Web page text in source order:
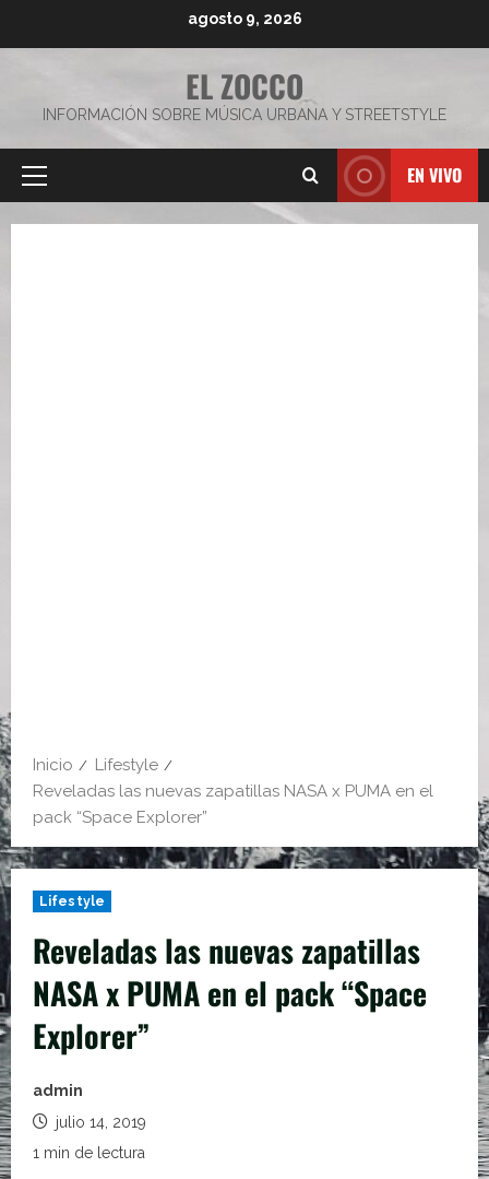
agosto 9, 2026
EL ZOCCO
INFORMACIÓN SOBRE MÚSICA URBANA Y STREETSTYLE
Menú
EN VIVO
Inicio
Lifestyle
Reveladas las nuevas zapatillas NASA x PUMA en el
pack “Space Explorer”
Lifestyle
Reveladas las nuevas zapatillas
NASA x PUMA en el pack “Space
Explorer”
admin
julio 14, 2019
1 min de lectura